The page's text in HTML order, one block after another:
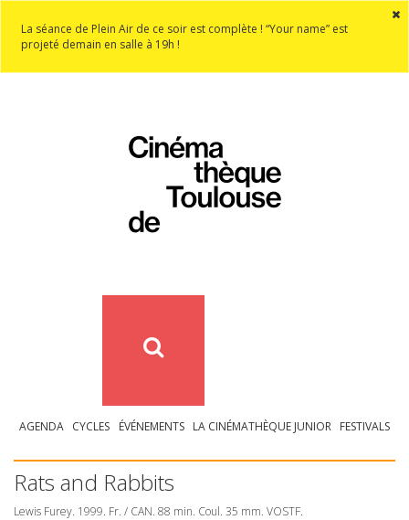
La séance de Plein Air de ce soir est complète ! “Your name” est
projeté demain en salle à 19h !
AGENDA CYCLES ÉVÉNEMENTS LA CINÉMATHÈQUE JUNIOR FESTIVALS
Rats and Rabbits
Lewis Furey. 1999. Fr. / CAN. 88 min. Coul. 35 mm. VOSTF.